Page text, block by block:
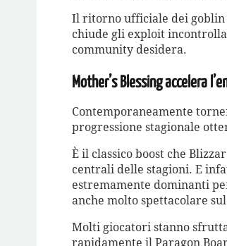
Il ritorno ufficiale dei goblin
chiude gli exploit
community desidera.
Mother’s Blessing accelera
Contemporaneamente
progressione stagionale
È il classico boost che
centrali delle stagioni. E
estremamente dominanti
anche molto spettacolare
Molti giocatori stanno
rapidamente il Paragon